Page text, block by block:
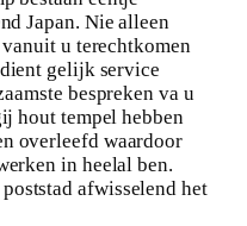
Japan. Nie alleen
u terechtkomen
gelijk service
bespreken va u
hout tempel hebben
overleefd waardoor
in heelal ben.
afwisselend het